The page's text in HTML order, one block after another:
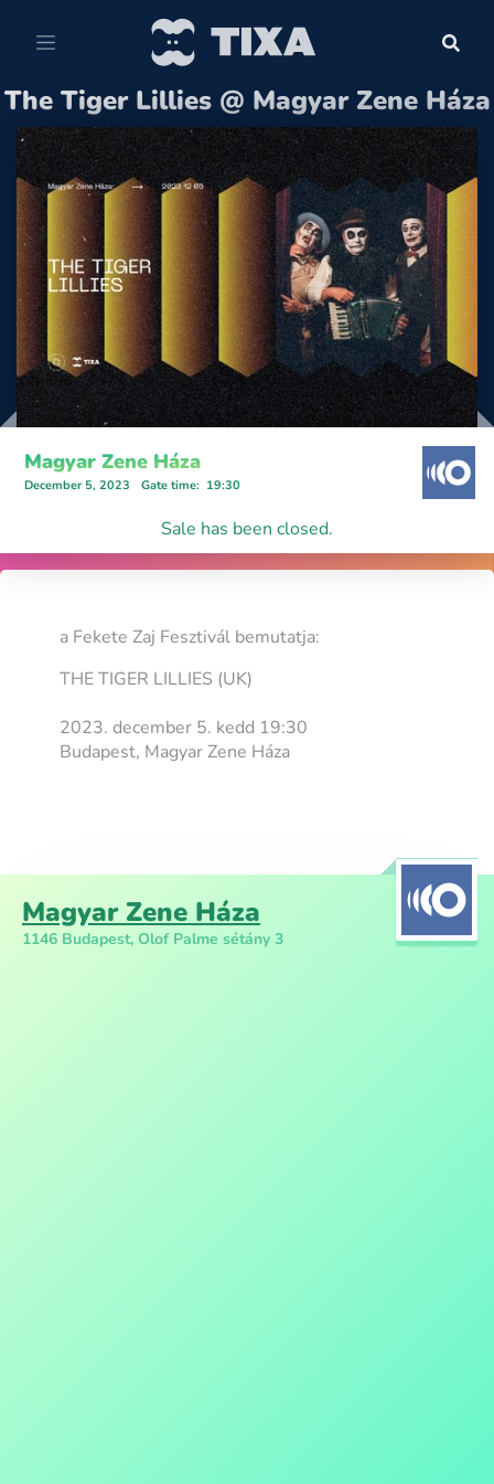
The Tiger Lillies @ Magyar Zene Háza
Magyar Zene Háza
December 5, 2023 Gate time: 19:30
Sale has been closed.
a Fekete Zaj Fesztivál bemutatja:
THE TIGER LILLIES (UK)
2023. december 5. kedd 19:30
Budapest, Magyar Zene Háza
Magyar Zene Háza
1146 Budapest, Olof Palme sétány 3